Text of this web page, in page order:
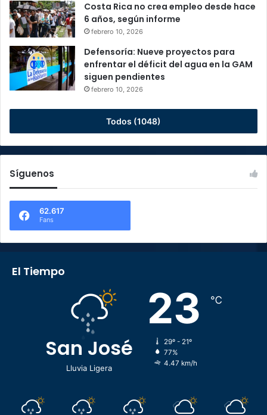
Costa Rica no crea empleo desde hace
6 años, según informe
febrero 10, 2026
Defensoría: Nueve proyectos para
enfrentar el déficit del agua en la GAM
siguen pendientes
febrero 10, 2026
Todos (1048)
Síguenos
62.617
Fans
El Tiempo
San José
Lluvia Ligera
23 ℃
29º - 21º
77%
4.47 km/h